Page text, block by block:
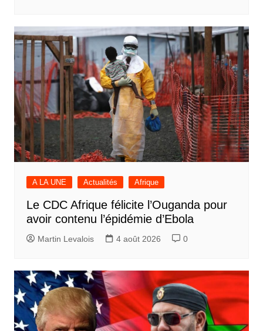
A LA UNE Actualités Afrique
Le CDC Afrique félicite l’Ouganda pour
avoir contenu l’épidémie d’Ebola
Martin Levalois 4 août 2026 0